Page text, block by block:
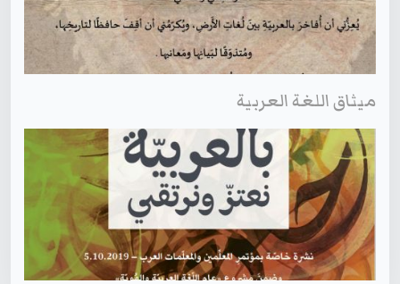
ميثاق اللغة العربية